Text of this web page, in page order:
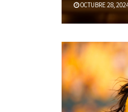
OCTUBRE 28,